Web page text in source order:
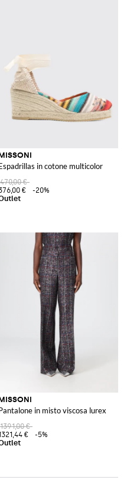
in cotone multicolor
470,00 €
€
-20%
in misto viscosa lurex
1391,00 €
€
-5%